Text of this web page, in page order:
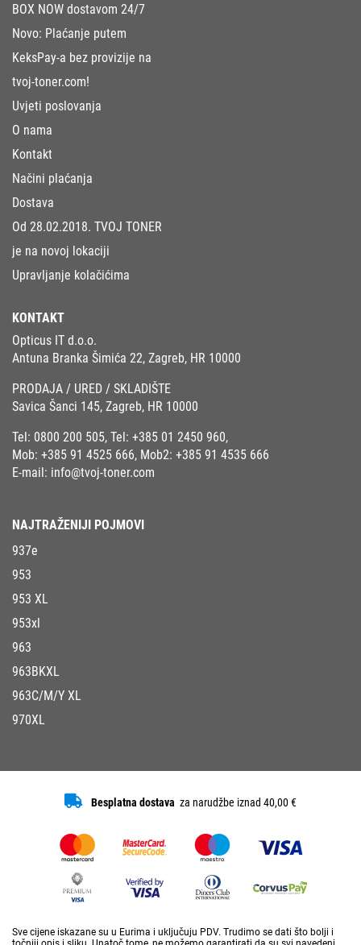
BOX NOW dostavom 24/7
Novo: Plaćanje putem
KeksPay-a bez provizije na
tvoj-toner.com!
Uvjeti poslovanja
O nama
Kontakt
Načini plaćanja
Dostava
Od 28.02.2018. TVOJ TONER
je na novoj lokaciji
Upravljanje kolačićima
KONTAKT
Opticus IT d.o.o.
Antuna Branka Šimića 22, Zagreb, HR 10000
PRODAJA / URED / SKLADIŠTE
Savica Šanci 145, Zagreb, HR 10000
Tel: 0800 200 505, Tel: +385 01 2450 960,
Mob: +385 91 4525 666, Mob2: +385 91 4535 666
E-mail: info@tvoj-toner.com
NAJTRAŽENIJI POJMOVI
937e
953
953 XL
953xl
963
963BKXL
963C/M/Y XL
970XL
Besplatna dostava za narudžbe iznad 40,00 €
Sve cijene iskazane su u Eurima i uključuju PDV. Trudimo se dati što bolji i